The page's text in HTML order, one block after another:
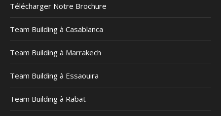
Télécharger Notre Brochure
Team Building à Casablanca
Team Building à Marrakech
Team Building à Essaouira
Team Building à Rabat